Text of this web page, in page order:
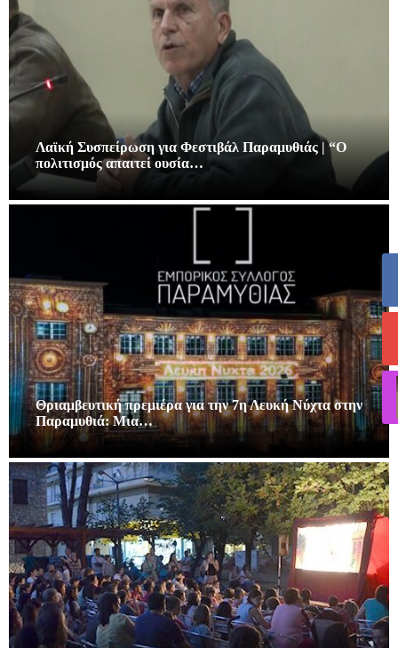
Λαϊκή Συσπείρωση για Φεστιβάλ Παραμυθιάς | “Ο
πολιτισμός απαιτεί ουσία…
Θριαμβευτική πρεμιέρα για την 7η Λευκή Νύχτα στην
Παραμυθιά: Μια…